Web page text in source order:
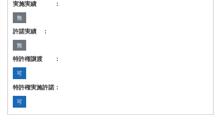
実施実績 ：
無
許諾実績 ：
無
特許権譲渡 ：
可
特許権実施許諾：
可